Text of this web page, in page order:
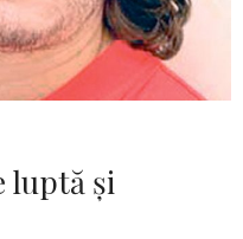
luptă și